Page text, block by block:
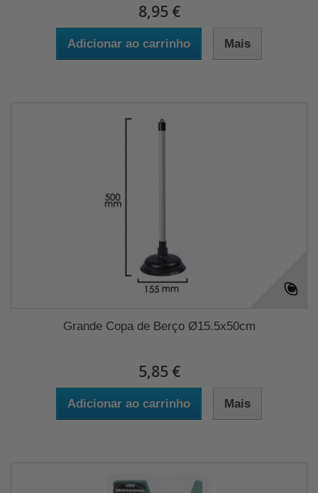
8,95 €
Adicionar ao carrinho Mais
Grande Copa de Berço Ø15.5x50cm
5,85 €
Adicionar ao carrinho Mais